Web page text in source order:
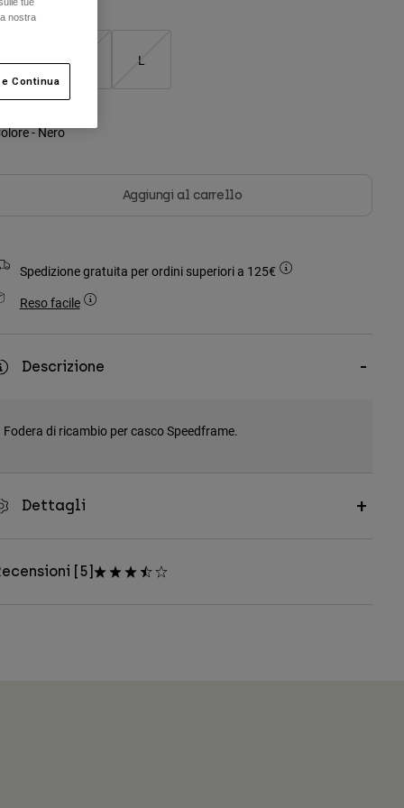
S L
-Nero
Aggiungi al carrello
Spedizione gratuita per ordini superiori a 125€
Reso facile
Descrizione
Fodera di ricambio per casco Speedframe.
Dettagli
[5]
nostra
Continua